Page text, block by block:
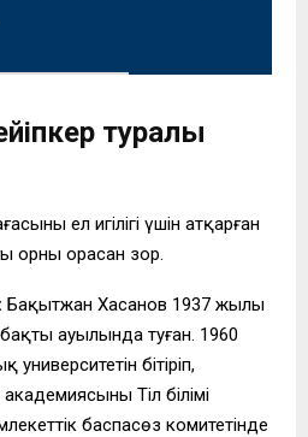
туралы
ел игілігі үшін атқарған
орны орасан зор.
Бақытжан Хасанов 1937 жылы
ауылында туған. 1960
бітіріп,
Тіл білімі
баспасөз комитетінде